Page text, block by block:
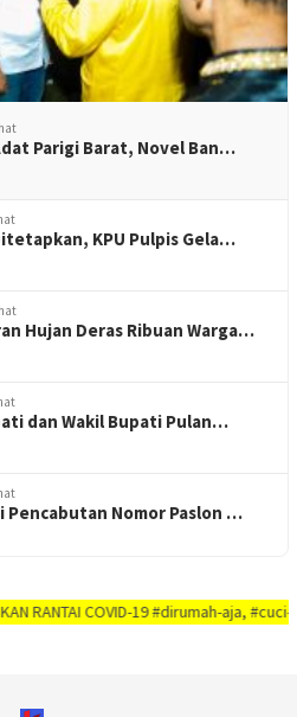
Parigi Barat, Novel Ban…
KPU Pulpis Gela…
Hujan Deras Ribuan Warga…
dan Wakil Bupati Pulan…
Pencabutan Nomor Paslon …
COVID-19 #dirumah-aja, #cuci-